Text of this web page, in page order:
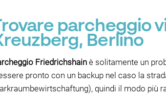
parcheggio
Berlino
Friedrichshain è solitamente un
pronto con un backup nel caso la
quindi il modo più